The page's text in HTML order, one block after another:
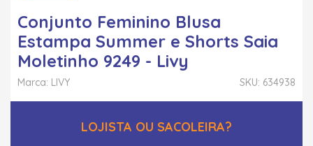
Conjunto Feminino Blusa
Estampa Summer e Shorts Saia
Moletinho 9249 - Livy
SKU: 634938
Marca: LIVY
LOJISTA OU SACOLEIRA?